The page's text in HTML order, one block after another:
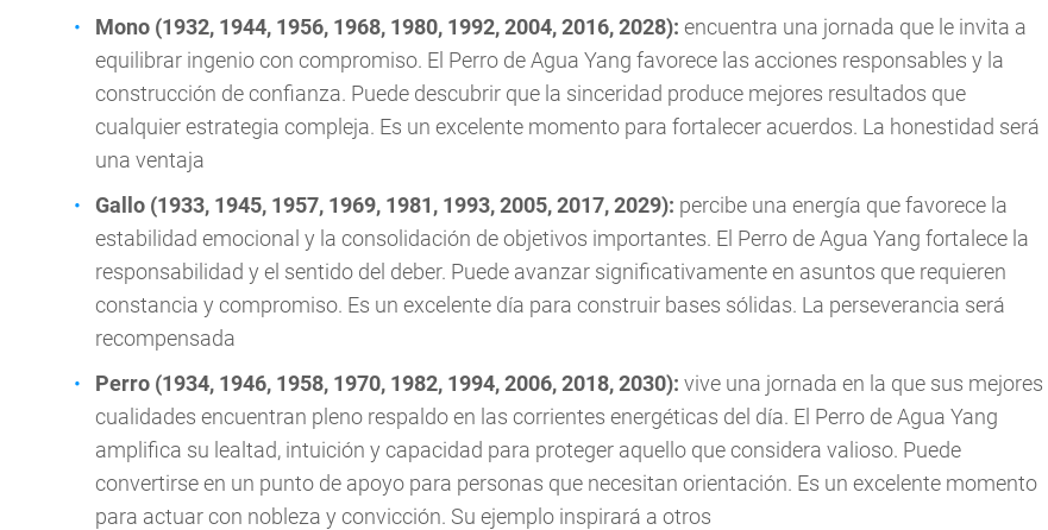
Mono (1932, 1944, 1956, 1968, 1980, 1992, 2004, 2016, 2028): encuentra una jornada que le invita a
equilibrar ingenio con compromiso. El Perro de Agua Yang favorece las acciones responsables y la
construcción de confianza. Puede descubrir que la sinceridad produce mejores resultados que
cualquier estrategia compleja. Es un excelente momento para fortalecer acuerdos. La honestidad será
una ventaja
Gallo (1933, 1945, 1957, 1969, 1981, 1993, 2005, 2017, 2029): percibe una energía que favorece la
estabilidad emocional y la consolidación de objetivos importantes. El Perro de Agua Yang fortalece la
responsabilidad y el sentido del deber. Puede avanzar significativamente en asuntos que requieren
constancia y compromiso. Es un excelente día para construir bases sólidas. La perseverancia será
recompensada
Perro (1934, 1946, 1958, 1970, 1982, 1994, 2006, 2018, 2030): vive una jornada en la que sus mejores
cualidades encuentran pleno respaldo en las corrientes energéticas del día. El Perro de Agua Yang
amplifica su lealtad, intuición y capacidad para proteger aquello que considera valioso. Puede
convertirse en un punto de apoyo para personas que necesitan orientación. Es un excelente momento
para actuar con nobleza y convicción. Su ejemplo inspirará a otros